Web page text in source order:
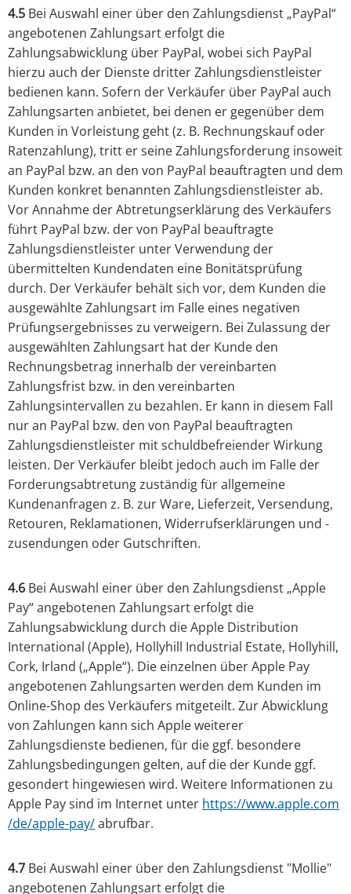
4.5 Bei Auswahl einer über den Zahlungsdienst „PayPal“
angebotenen Zahlungsart erfolgt die
Zahlungsabwicklung über PayPal, wobei sich PayPal
hierzu auch der Dienste dritter Zahlungsdienstleister
bedienen kann. Sofern der Verkäufer über PayPal auch
Zahlungsarten anbietet, bei denen er gegenüber dem
Kunden in Vorleistung geht (z. B. Rechnungskauf oder
Ratenzahlung), tritt er seine Zahlungsforderung insoweit
an PayPal bzw. an den von PayPal beauftragten und dem
Kunden konkret benannten Zahlungsdienstleister ab.
Vor Annahme der Abtretungserklärung des Verkäufers
führt PayPal bzw. der von PayPal beauftragte
Zahlungsdienstleister unter Verwendung der
übermittelten Kundendaten eine Bonitätsprüfung
durch. Der Verkäufer behält sich vor, dem Kunden die
ausgewählte Zahlungsart im Falle eines negativen
Prüfungsergebnisses zu verweigern. Bei Zulassung der
ausgewählten Zahlungsart hat der Kunde den
Rechnungsbetrag innerhalb der vereinbarten
Zahlungsfrist bzw. in den vereinbarten
Zahlungsintervallen zu bezahlen. Er kann in diesem Fall
nur an PayPal bzw. den von PayPal beauftragten
Zahlungsdienstleister mit schuldbefreiender Wirkung
leisten. Der Verkäufer bleibt jedoch auch im Falle der
Forderungsabtretung zuständig für allgemeine
Kundenanfragen z. B. zur Ware, Lieferzeit, Versendung,
Retouren, Reklamationen, Widerrufserklärungen und -
zusendungen oder Gutschriften.
4.6 Bei Auswahl einer über den Zahlungsdienst „Apple
Pay“ angebotenen Zahlungsart erfolgt die
Zahlungsabwicklung durch die Apple Distribution
International (Apple), Hollyhill Industrial Estate, Hollyhill,
Cork, Irland („Apple“). Die einzelnen über Apple Pay
angebotenen Zahlungsarten werden dem Kunden im
Online-Shop des Verkäufers mitgeteilt. Zur Abwicklung
von Zahlungen kann sich Apple weiterer
Zahlungsdienste bedienen, für die ggf. besondere
Zahlungsbedingungen gelten, auf die der Kunde ggf.
gesondert hingewiesen wird. Weitere Informationen zu
Apple Pay sind im Internet unter https://www.apple.com
/de/apple-pay/abrufbar.
4.7 Bei Auswahl einer über den Zahlungsdienst "Mollie"
angebotenen Zahlungsart erfolgt die